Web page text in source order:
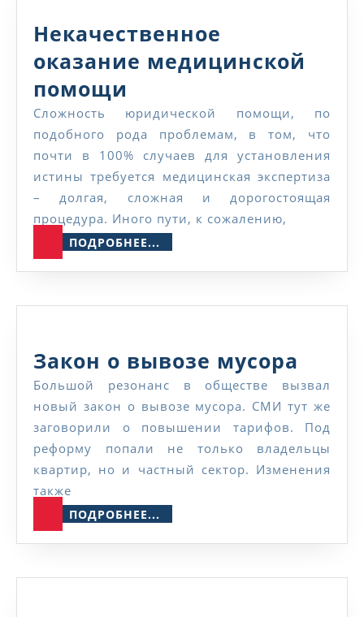
Некачественное
оказание медицинской
помощи
оказание
медицинской
помощи
Сложность юридической помощи, по
подобного рода проблемам, в том, что
почти в 100% случаев для установления
истины требуется медицинская экспертиза
– долгая, сложная и дорогостоящая
процедура. Иного пути, к сожалению,
ПОДРОБНЕЕ...
Закон о вывозе мусора
о
Большой резонанс в обществе вызвал
новый закон о вывозе мусора. СМИ тут же
заговорили о повышении тарифов. Под
реформу попали не только владельцы
квартир, но и частный сектор. Изменения
также
ПОДРОБНЕЕ...